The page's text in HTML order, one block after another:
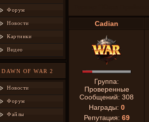
Форум
Новости
Картинки
Видео
DAWN OF WAR 2
Новости
Форум
Файлы
Cadian
Группа:
Проверенные
Сообщений: 308
Награды: 0
Репутация: 69